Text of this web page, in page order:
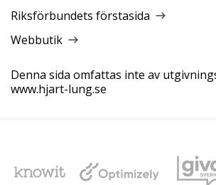
Riksförbundets förstasida
Webbutik
Denna sida omfattas inte av
www.hjart-lung.se